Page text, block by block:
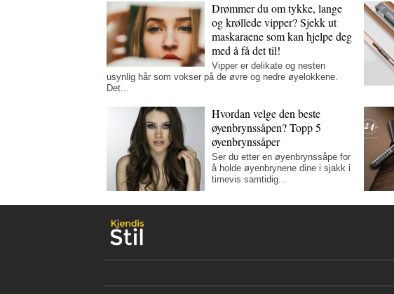
Drømmer du om tykke, lange
og krøllede vipper? Sjekk ut
maskaraene som kan hjelpe deg
med å få det til!
Vipper er delikate og nesten
usynlig hår som vokser på de øvre og nedre øyelokkene.
Det...
Hvordan velge den beste
øyenbrynssåpen? Topp 5
øyenbrynssåper
Ser du etter en øyenbrynssåpe for
å holde øyenbrynene dine i sjakk i
timevis samtidig...